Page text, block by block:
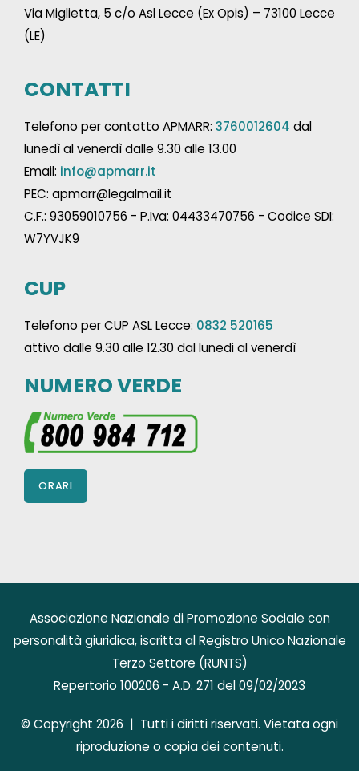
Via Miglietta, 5 c/o Asl Lecce (Ex Opis) – 73100 Lecce
(LE)
CONTATTI
Telefono per contatto APMARR: 3760012604 dal
lunedì al venerdì dalle 9.30 alle 13.00
Email: info@apmarr.it
PEC: apmarr@legalmail.it
C.F.: 93059010756 - P.Iva: 04433470756 - Codice SDI:
W7YVJK9
CUP
Telefono per CUP ASL Lecce: 0832 520165
attivo dalle 9.30 alle 12.30 dal lunedi al venerdì
NUMERO VERDE
ORARI
Associazione Nazionale di Promozione Sociale con
personalità giuridica, iscritta al Registro Unico Nazionale
Terzo Settore (RUNTS)
Repertorio 100206 - A.D. 271 del 09/02/2023
© Copyright 2026 | Tutti i diritti riservati. Vietata ogni
riproduzione o copia dei contenuti.